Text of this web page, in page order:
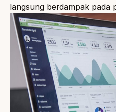
langsung berdampak pada